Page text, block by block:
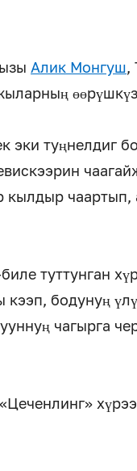
Алик Монгуш,
эки туңнелдиг
кылдыр
туттунган
бодунуң
чагырга